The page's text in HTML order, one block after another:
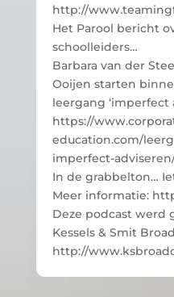
http://
Het Parool bericht
schoolleiders…
Barbara van der
Ooijen starten
leergang ‘imperfect
https://
education.com/
imperfect-
In de grabbelton…
Meer informatie:
Deze podcast werd
Kessels & Smit
http://